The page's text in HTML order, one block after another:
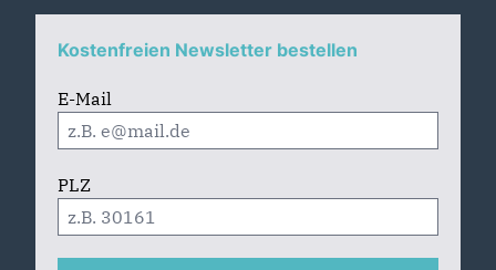
Kostenfreien Newsletter bestellen
E-Mail
PLZ